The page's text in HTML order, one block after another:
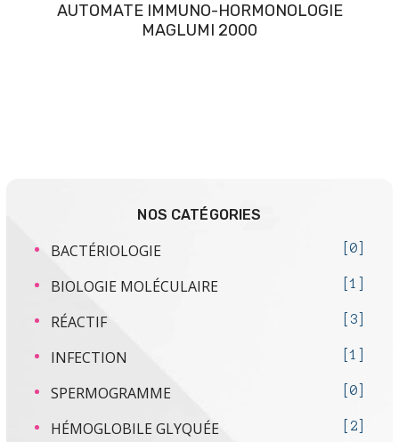
AUTOMATE IMMUNO-HORMONOLOGIE
MAGLUMI 2000
NOS CATÉGORIES
BACTÉRIOLOGIE 0
BIOLOGIE MOLÉCULAIRE 1
RÉACTIF 3
INFECTION 1
SPERMOGRAMME 0
HÉMOGLOBILE GLYQUÉE 2